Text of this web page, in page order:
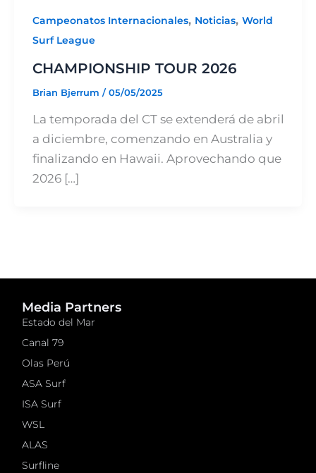
Campeonatos Internacionales, Noticias, World
Surf League
CHAMPIONSHIP TOUR 2026
Brian Bjerrum /05/05/2025
La temporada del CT se extenderá de abril
a diciembre, comenzando en Australia y
finalizando en Hawaii. Aprovechando que
2026 […]
Media Partners
Estado del Mar
Canal 79
Olas Perú
ASA Surf
ISA Surf
WSL
ALAS
Surfline